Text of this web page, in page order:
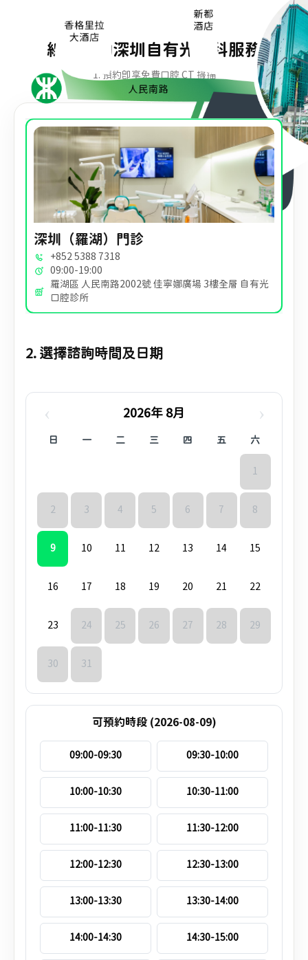
線上預約深圳自有光牙科服務
1. 預約即享免費口腔 CT 掃描
深圳（羅湖）門診
+852 5388 7318
09:00-19:00
羅湖區 人民南路2002號 佳寧娜廣場 3樓全層 自有光
口腔診所
2. 選擇諮詢時間及日期
‹ 2026年 8月 ›
日 一 二 三 四 五 六
1
2 3 4 5 6 7 8
9 10 11 12 13 14 15
16 17 18 19 20 21 22
23 24 25 26 27 28 29
30 31
可預約時段 (2026-08-09)
09:00-09:30 09:30-10:00
10:00-10:30 10:30-11:00
11:00-11:30 11:30-12:00
12:00-12:30 12:30-13:00
13:00-13:30 13:30-14:00
14:00-14:30 14:30-15:00